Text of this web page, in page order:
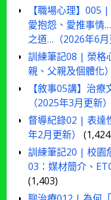
【職場心理】005
愛抱怨、愛推事情
之道…（2026年6月
訓練筆記08 | 榮格
親、父親及個體化
【敘事05講】治
（2025年3月更新）
督導紀錄02 | 表達
年2月更新）
訓練筆記20 | 校園
03：媒材簡介、
(1,403)